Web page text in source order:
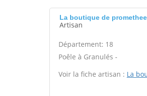
La boutique de
Artisan
Département: 18
Poêle à Granulés -
Voir la fiche artisan : La